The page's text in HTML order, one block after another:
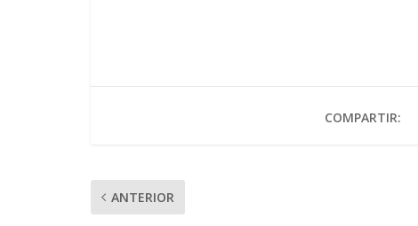
COMPARTIR:
ANTERIOR